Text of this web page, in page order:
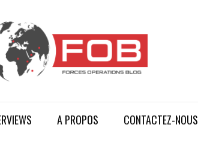
A PROPOS CONTACTEZ-NOUS